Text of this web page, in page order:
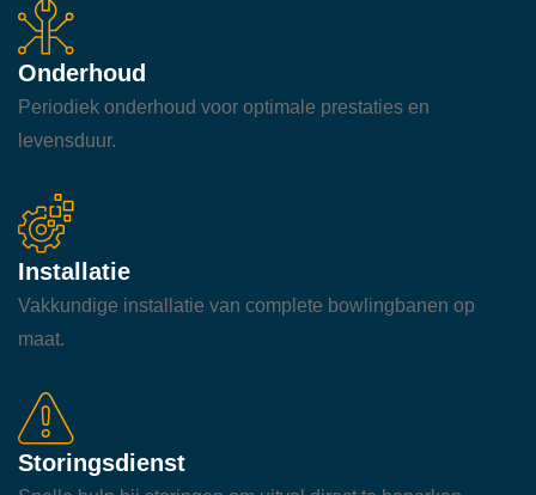
Onderhoud
Periodiek onderhoud voor optimale prestaties en
levensduur.
Installatie
Vakkundige installatie van complete bowlingbanen op
maat.
Storingsdienst